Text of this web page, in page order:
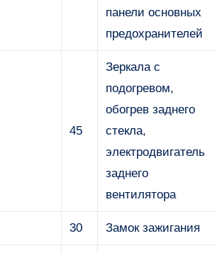
панели основных
предохранителей
45
Зеркала с
подогревом,
обогрев заднего
стекла,
электродвигатель
заднего
вентилятора
30 Замок зажигания